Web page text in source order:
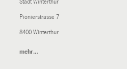
Stadt Winterthur
Pionierstrasse 7
8400 Winterthur
mehr…